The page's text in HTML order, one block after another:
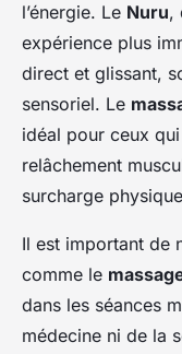
l’énergie. Le Nuru,
expérience plus
direct et glissant,
sensoriel. Le
idéal pour ceux
relâchement
surcharge
Il est important de
comme le
dans les séances
médecine ni de la